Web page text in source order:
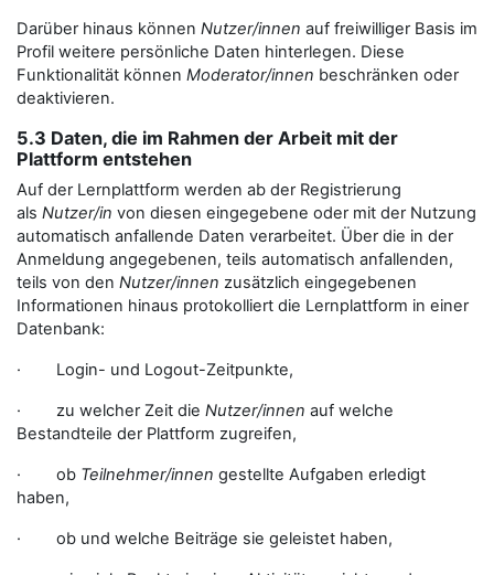
Darüber hinaus können Nutzer/innen auf freiwilliger Basis im
Profil weitere persönliche Daten hinterlegen. Diese
Funktionalität können Moderator/innen beschränken oder
deaktivieren.
5.3 Daten, die im Rahmen der Arbeit mit der
Plattform entstehen
Auf der Lernplattform werden ab der Registrierung
als Nutzer/in von diesen eingegebene oder mit der Nutzung
automatisch anfallende Daten verarbeitet. Über die in der
Anmeldung angegebenen, teils automatisch anfallenden,
teils von den Nutzer/innen zusätzlich eingegebenen
Informationen hinaus protokolliert die Lernplattform in einer
Datenbank:
· Login- und Logout-Zeitpunkte,
· zu welcher Zeit die Nutzer/innen auf welche
Bestandteile der Plattform zugreifen,
· ob Teilnehmer/innen gestellte Aufgaben erledigt
haben,
· ob und welche Beiträge sie geleistet haben,